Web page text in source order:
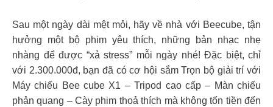
Sau một ngày dài mệt mỏi, hãy về nhà với Beecube, tận
hưởng một bộ phim yêu thích, những bản nhạc nhẹ
nhàng để được “xả stress” mỗi ngày nhé! Đặc biệt, chỉ
với 2.300.000đ, bạn đã có cơ hội sắm Trọn bộ giải trí với
Máy chiếu Bee cube X1 – Tripod cao cấp – Màn chiếu
phản quang – Cày phim thoả thích mà không tốn tiền đến